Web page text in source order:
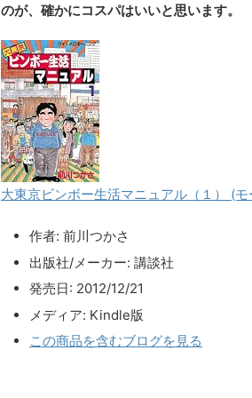
のが、確かにコスパはいいと思います。
大東京ビンボー生活マニュアル（１） (
作者: 前川つかさ
出版社/メーカー: 講談社
発売日: 2012/12/21
メディア: Kindle版
この商品を含むブログを見る